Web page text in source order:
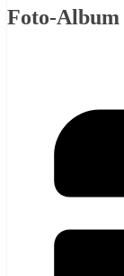
Foto-Album